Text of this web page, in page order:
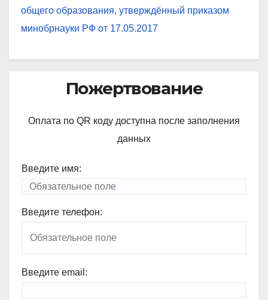
общего образования, утверждённый приказом
минобрнауки РФ от 17.05.2017
Пожертвование
Оплата по QR коду доступна после заполнения
данных
Введите имя:
Введите телефон:
Введите email: